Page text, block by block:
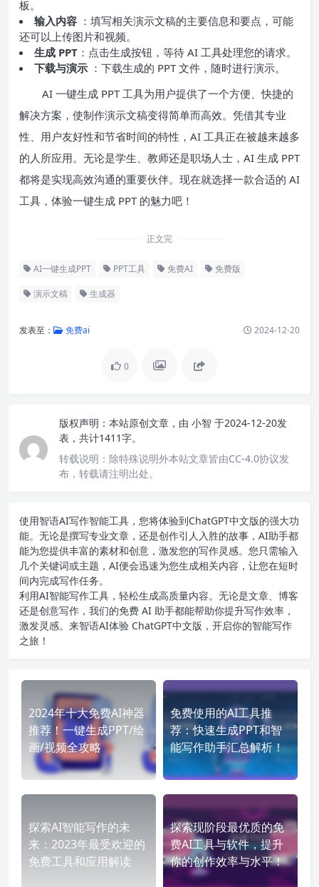
板。
输入内容 ：填写相关演示文稿的主要信息和要点，可能
还可以上传图片和视频。
生成 PPT ：点击生成按钮，等待 AI 工具处理您的请求。
下载与演示 ：下载生成的 PPT 文件，随时进行演示。
AI 一键生成 PPT 工具为用户提供了一个方便、快捷的
解决方案，使制作演示文稿变得简单而高效。凭借其专业
性、用户友好性和节省时间的特性，AI 工具正在被越来越多
的人所应用。无论是学生、教师还是职场人士，AI 生成 PPT
都将是实现高效沟通的重要伙伴。现在就选择一款合适的 AI
工具，体验一键生成 PPT 的魅力吧！
正文完
AI一键生成PPT PPT工具 免费AI 免费版
演示文稿 生成器
发表至： 免费ai 2024-12-20
0
版权声明： 本站原创文章，由 小智 于2024-12-20发
表，共计1411字。
转载说明： 除特殊说明外本站文章皆由CC-4.0协议发
布，转载请注明出处。
使用智语AI写作智能工具，您将体验到ChatGPT中文版的强大功
能。无论是撰写专业文章，还是创作引人入胜的故事，AI助手都
能为您提供丰富的素材和创意，激发您的写作灵感。您只需输入
几个关键词或主题，AI便会迅速为您生成相关内容，让您在短时
间内完成写作任务。
利用AI智能写作工具，轻松生成高质量内容。无论是文章、博客
还是创意写作，我们的免费 AI 助手都能帮助你提升写作效率，
激发灵感。来智语AI体验 ChatGPT中文版 ，开启你的智能写作
之旅！
2024年十大免费AI神器
推荐！一键生成PPT/绘
画/视频全攻略
免费使用的AI工具推
荐：快速生成PPT和智
能写作助手汇总解析！
探索AI智能写作的未
来：2023年最受欢迎的
免费工具和应用解读
探索现阶段最优质的免
费AI工具与软件，提升
你的创作效率与水平！